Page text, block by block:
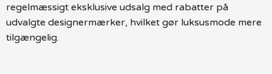
regelmæssigt eksklusive udsalg med rabatter på
udvalgte designermærker, hvilket gør luksusmode mere
tilgængelig.